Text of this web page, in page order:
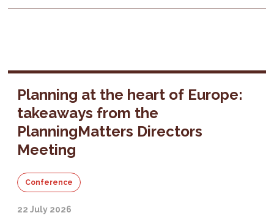
Planning at the heart of Europe:
takeaways from the
PlanningMatters Directors
Meeting
Conference
22 July 2026